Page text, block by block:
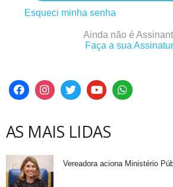
Esqueci minha senha
Ainda não é
Faça a sua
AS MAIS LIDAS
Vereadora aciona Ministério